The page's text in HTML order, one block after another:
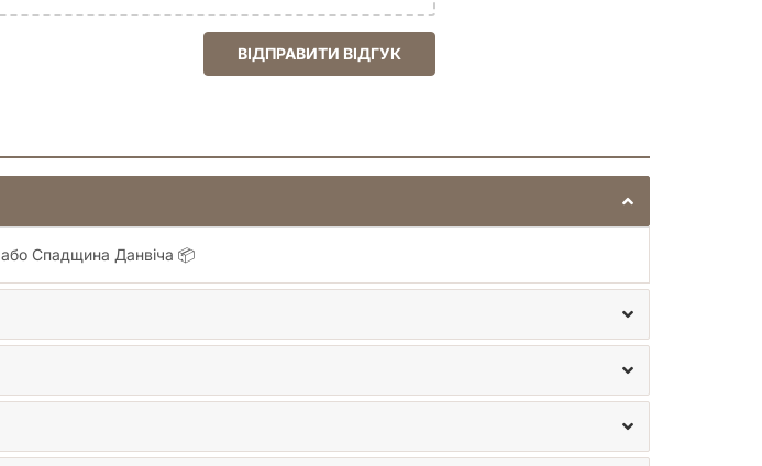
ВІДПРАВИТИ ВІДГУК
або Спадщина Данвіча 📦